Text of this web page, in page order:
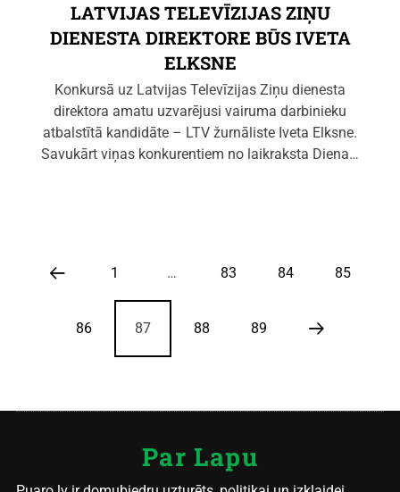
LATVIJAS TELEVĪZIJAS ZIŅU
DIENESTA DIREKTORE BŪS IVETA
ELKSNE
Konkursā uz Latvijas Televīzijas Ziņu dienesta
direktora amatu uzvarējusi vairuma darbinieku
atbalstītā kandidāte – LTV žurnāliste Iveta Elksne.
Savukārt viņas konkurentiem no laikraksta Diena…
1 … 83 84 85
86 87 88 89
Par Lapu